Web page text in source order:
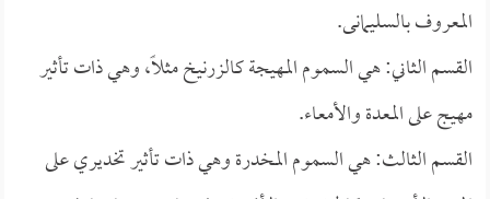
المعروف بالسليمانى.
القسم الثاني: هي السموم المهيجة كالزرنيخ مثلاً، وهي ذات تأثير
مهيج على المعدة والأمعاء.
القسم الثالث: هي السموم المخدرة وهي ذات تأثير تخديري على